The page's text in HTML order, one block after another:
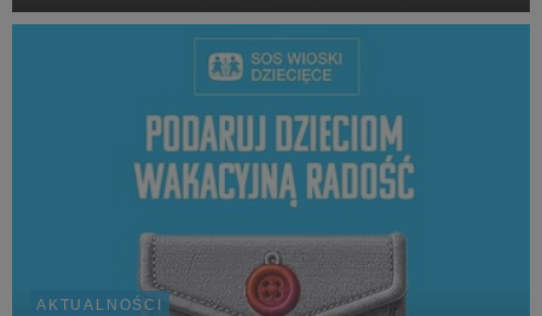
pod wpływem alkoholu. W 2025 roku...
AKTUALNOŚCI